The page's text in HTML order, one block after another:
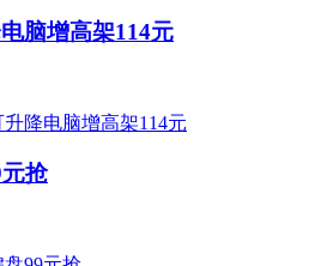
脑增高架114元
抢